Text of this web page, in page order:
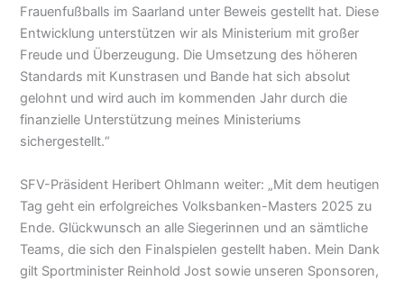
Frauenfußballs im Saarland unter Beweis gestellt hat. Diese
Entwicklung unterstützen wir als Ministerium mit großer
Freude und Überzeugung. Die Umsetzung des höheren
Standards mit Kunstrasen und Bande hat sich absolut
gelohnt und wird auch im kommenden Jahr durch die
finanzielle Unterstützung meines Ministeriums
sichergestellt.“
SFV-Präsident Heribert Ohlmann weiter: „Mit dem heutigen
Tag geht ein erfolgreiches Volksbanken-Masters 2025 zu
Ende. Glückwunsch an alle Siegerinnen und an sämtliche
Teams, die sich den Finalspielen gestellt haben. Mein Dank
gilt Sportminister Reinhold Jost sowie unseren Sponsoren,